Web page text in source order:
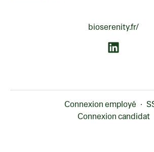
bioserenity.fr/
Connexion employé ·
Connexion candidat